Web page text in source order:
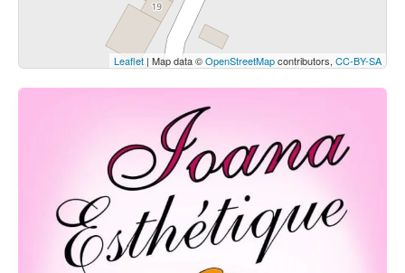
Leaflet | Map data ©OpenStreetMapcontributors, CC-BY-SA